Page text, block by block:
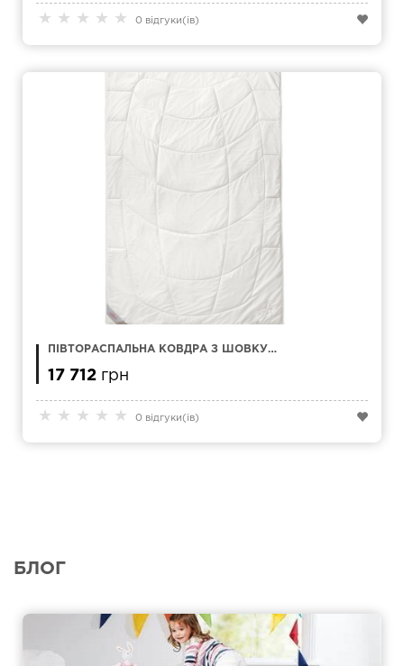
★ ★ ★ ★ ★ 0 відгуки(ів)
★ ★ ★ ★ ★ 0 відгуки(ів)
ПІВТОРАСПАЛЬНА КОВДРА З ШОВКУ
17 712 грн
БЛОГ